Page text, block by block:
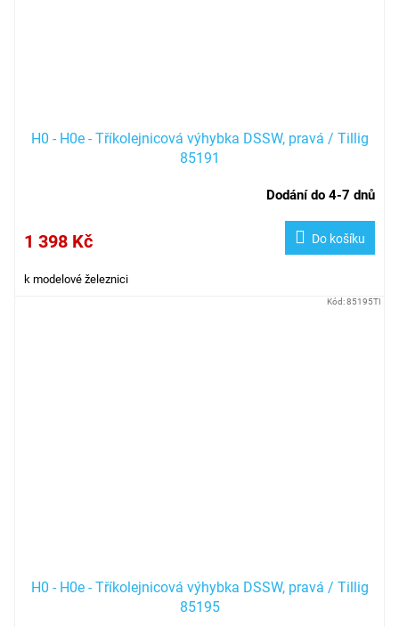
H0 - H0e - Tříkolejnicová výhybka DSSW, pravá / Tillig
85191
Dodání do 4-7 dnů
1 398 Kč Do košíku
k modelové železnici
H0 - H0e - Tříkolejnicová výhybka DSSW, pravá / Tillig
85195
Kód:85195TI